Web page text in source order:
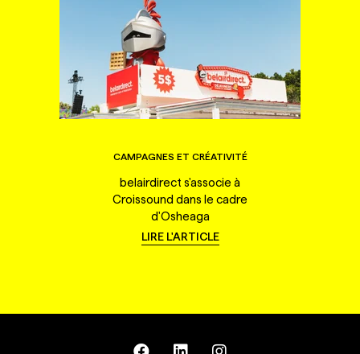
CAMPAGNES ET CRÉATIVITÉ
belairdirect s'associe à
Croissound dans le cadre
d'Osheaga
LIRE L'ARTICLE